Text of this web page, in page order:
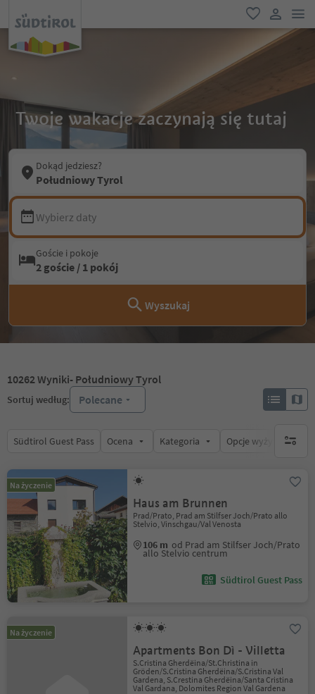
ulubione
link
Twoje wakacje zaczynają się tutaj
Dokąd jedziesz?
Południowy Tyrol
Wybierz daty
Goście i pokoje
2 goście / 1 pokój
Wyszukaj
10262Wyniki- Południowy Tyrol
Sortuj według: Polecane
Südtirol Guest Pass Ocena Kategoria Opcje wyżywieniabrak
Na życzenie
Haus am Brunnen
Prad/Prato, Prad am Stilfser Joch/Prato allo
Stelvio, Vinschgau/Val Venosta
106 m od Prad am Stilfser Joch/Prato
allo Stelvio centrum
Südtirol Guest Pass
Na życzenie
Apartments Bon Dì - Villetta
S.Cristina Gherdëina/St.Christina in
Gröden/S.Cristina Gherdëina/S.Cristina Val
Gardena, S.Crestina Gherdëina/Santa Cristina
Val Gardana, Dolomites Region Val Gardena